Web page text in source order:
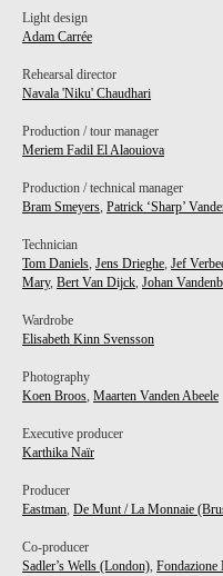
Light design
Adam Carrée
Rehearsal director
Navala 'Niku' Chaudhari
Production / tour manager
Meriem Fadil El Alaouiova
Production / technical manager
Bram Smeyers, Patrick ‘Sharp’
Technician
Tom Daniels, Jens Drieghe, Jef
Mary, Bert Van Dijck, Johan
Wardrobe
Elisabeth Kinn Svensson
Photography
Koen Broos, Maarten Vanden Abeele
Executive producer
Karthika Naïr
Producer
Eastman, De Munt / La Monnaie
Co-producer
Sadler’s Wells (London), Fondazione